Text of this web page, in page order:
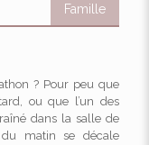
Famille
? Pour peu que
ou que l’un des
dans la salle de
matin se décale